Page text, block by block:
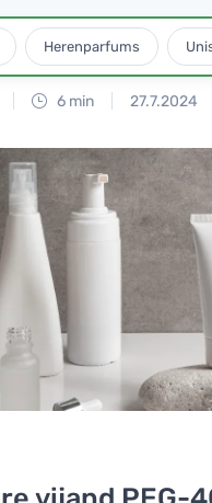
Herenparfums
6 min 27.7.2024